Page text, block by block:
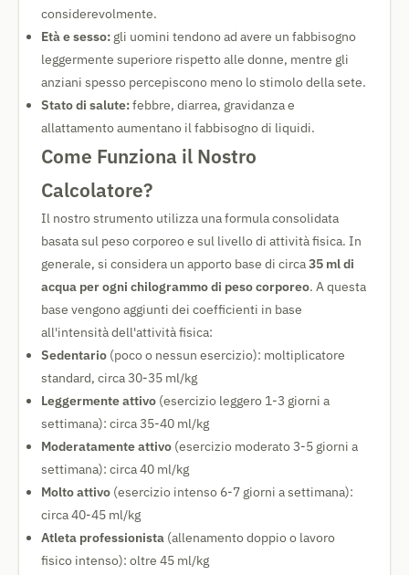
considerevolmente.
Età e sesso: gli uomini tendono ad avere un fabbisogno
leggermente superiore rispetto alle donne, mentre gli
anziani spesso percepiscono meno lo stimolo della sete.
Stato di salute:febbre, diarrea, gravidanza e
allattamento aumentano il fabbisogno di liquidi.
Come Funziona il Nostro
Calcolatore?
Il nostro strumento utilizza una formula consolidata
basata sul peso corporeo e sul livello di attività fisica. In
generale, si considera un apporto base di circa35 ml di
acqua per ogni chilogrammo di peso corporeo. A questa
base vengono aggiunti dei coefficienti in base
all'intensità dell'attività fisica:
Sedentario (poco o nessun esercizio): moltiplicatore
standard, circa 30-35 ml/kg
Leggermente attivo (esercizio leggero 1-3 giorni a
settimana): circa 35-40 ml/kg
Moderatamente attivo (esercizio moderato 3-5 giorni a
settimana): circa 40 ml/kg
Molto attivo (esercizio intenso 6-7 giorni a settimana):
circa 40-45 ml/kg
Atleta professionista (allenamento doppio o lavoro
fisico intenso): oltre 45 ml/kg